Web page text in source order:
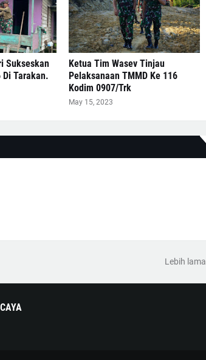
Sukseskan
Di Tarakan.
Ketua Tim Wasev Tinjau
Pelaksanaan TMMD Ke 116
Kodim 0907/Trk
May 15, 2023
Lebih lama